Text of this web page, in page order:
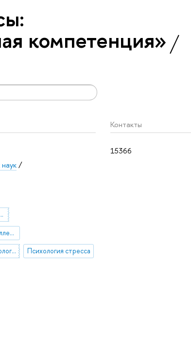
компетенция»
Контакты
15366
/
речемыслительная деятельность
эмоциональный интеллект
педагогическая психология Психология стресса